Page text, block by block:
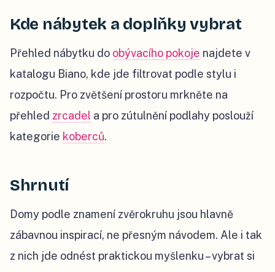
Kde nábytek a doplňky vybrat
Přehled nábytku do obývacího pokoje najdete v
katalogu Biano, kde jde filtrovat podle stylu i
rozpočtu. Pro zvětšení prostoru mrkněte na
přehled zrcadel a pro zútulnění podlahy poslouží
kategorie koberců.
Shrnutí
Domy podle znamení zvěrokruhu jsou hlavně
zábavnou inspirací, ne přesným návodem. Ale i tak
z nich jde odnést praktickou myšlenku – vybrat si